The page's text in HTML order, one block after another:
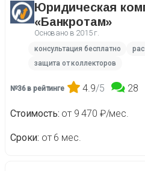
Юридическая
«Банкротам»
Основано в 2015 г.
консультация бесплатно
защита от коллекторов
№36 в рейтинге 4.9/5 28
Стоимость от 9 470 ₽/мес.
Сроки от 6 мес.